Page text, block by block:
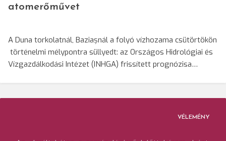
atomerőművet
A Duna torkolatnál, Baziașnál a folyó vízhozama csütörtökön
történelmi mélypontra süllyedt: az Országos Hidrológiai és
Vízgazdálkodási Intézet (INHGA) frissített prognózisa…
VÉLEMÉNY